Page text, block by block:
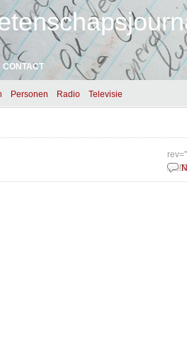
CONTACT
Personen Radio Televisie